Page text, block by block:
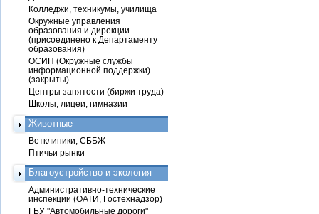
Колледжи, техникумы, училища
Окружные управления
образования и дирекции
(присоединено к Департаменту
образования)
ОСИП (Окружные службы
информационной поддержки)
(закрыты)
Центры занятости (биржи труда)
Школы, лицеи, гимназии
Животные
Ветклиники, СББЖ
Птичьи рынки
Благоустройство и экология
Административно-технические
инспекции (ОАТИ, Гостехнадзор)
ГБУ "Автомобильные дороги"